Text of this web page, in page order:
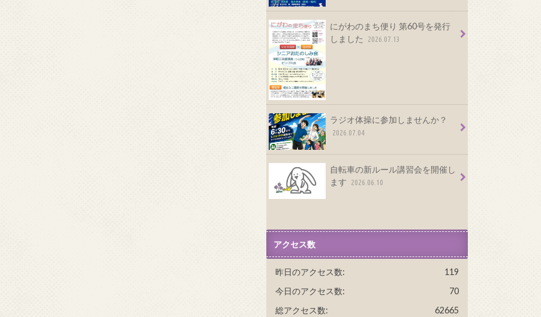
にがわのまち便り 第60号を発行
しました
2026.07.13
ラジオ体操に参加しませんか？
2026.07.04
自転車の新ルール講習会を開催し
ます
2026.06.10
アクセス数
119
昨日のアクセス数:
70
今日のアクセス数:
62665
総アクセス数: